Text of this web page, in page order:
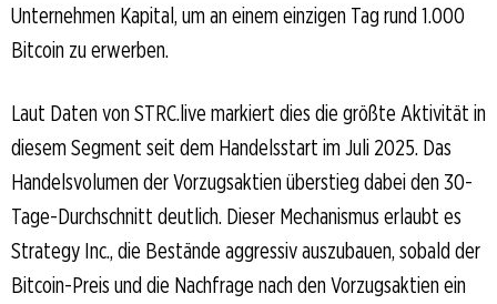
Unternehmen Kapital, um an einem einzigen Tag rund 1.000
Bitcoin zu erwerben.
Laut Daten von STRC.live markiert dies die größte Aktivität in
diesem Segment seit dem Handelsstart im Juli 2025. Das
Handelsvolumen der Vorzugsaktien überstieg dabei den 30-
Tage-Durchschnitt deutlich. Dieser Mechanismus erlaubt es
Strategy Inc., die Bestände aggressiv auszubauen, sobald der
Bitcoin-Preis und die Nachfrage nach den Vorzugsaktien ein